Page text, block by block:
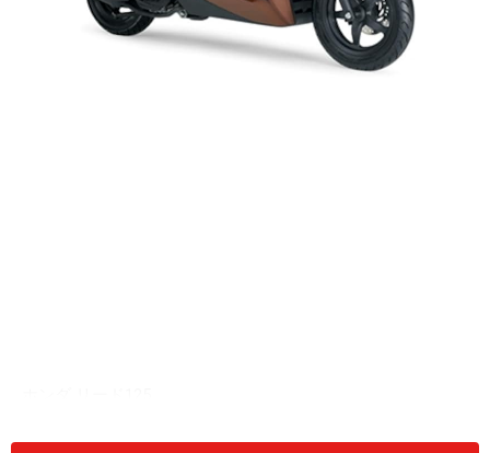
今まであまり存在感のなかった125ccのクラスですが、